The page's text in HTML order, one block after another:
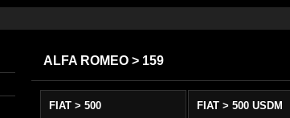
ALFA ROMEO > 159
FIAT > 500 FIAT > 500 USDM